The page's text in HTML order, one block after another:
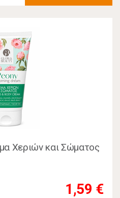
Χεριών και Σώματος
1,59 €